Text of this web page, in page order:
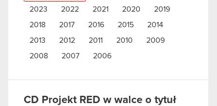
2023 2022 2021 2020
2019
2018
2017 2016 2015
2014
2013
2012 2011 2010
2009
2008
2007 2006
CD Projekt RED w walce o tytuł